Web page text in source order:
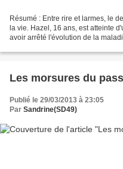
Résumé : Entre rire et larmes, le
la vie. Hazel, 16 ans, est atteinte
avoir arrêté l'évolution de la
Les morsures du
Publié le 29/03/2013 à 23:05
Par Sandrine(SD49)